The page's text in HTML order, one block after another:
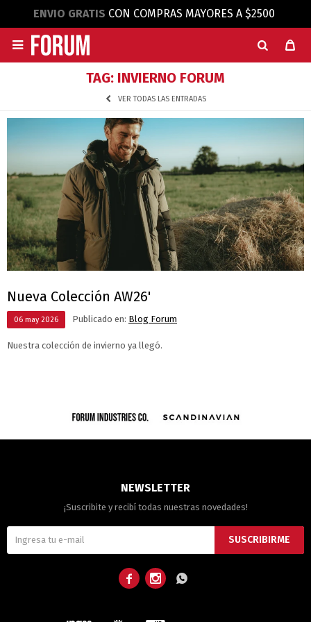
ENVIO GRATIS CON COMPRAS MAYORES A $2500

TAG: INVIERNO FORUM
VER TODAS LAS ENTRADAS
Nueva Colección AW26'
06 may 2026 Publicado en: Blog Forum
Nuestra colección de invierno ya llegó.
NEWSLETTER
¡Suscribite y recibí todas nuestras novedades!
SUSCRIBIRME
  